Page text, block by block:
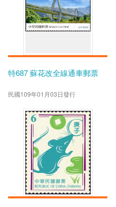
特687 蘇花改全線通車郵票
民國109年01月03日發行